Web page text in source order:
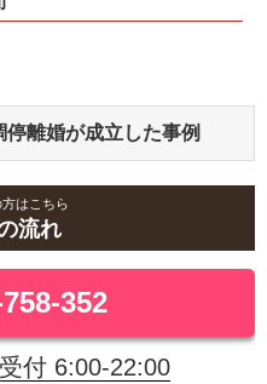
離婚が成立した事例
はこちら
流れ
352
付 6:00-22:00